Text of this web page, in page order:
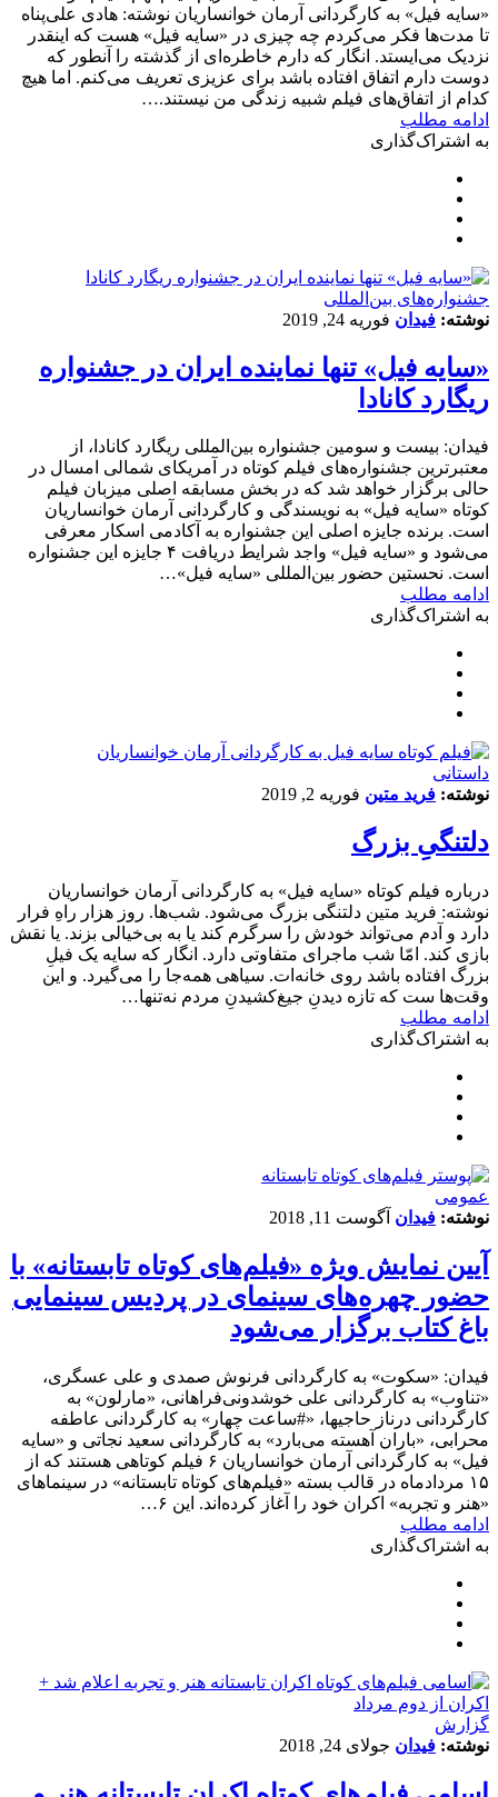
«سایه فیل» به کارگردانی آرمان خوانساریان نوشته: هادی علی‌پناه
تا مدت‌ها فکر می‌کردم چه چیزی در «سایه فیل» هست که اینقدر
نزدیک می‌ایستد. انگار که دارم خاطره‌ای از گذشته را آنطور که
دوست دارم اتفاق افتاده باشد برای عزیزی تعریف می‌کنم. اما هیچ
کدام از اتفاق‌های فیلم شبیه زندگی من نیستند.…
ادامه مطلب
به اشتراک‌گذاری
‌‌جشنواره‌های بین‌المللی
نوشته: فیدان فوریه 24, 2019
«سایه فیل» تنها نماینده ایران در جشنواره
ریگارد کانادا
فیدان: بیست و سومین جشنواره بین‌المللی ریگارد کانادا، از
معتبرترین جشنواره‌های فیلم کوتاه در آمریکای شمالی امسال در
حالی برگزار خواهد شد که در بخش مسابقه اصلی میزبان فیلم
کوتاه «سایه فیل» به نویسندگی و کارگردانی آرمان خوانساریان
است. برنده جایزه اصلی این جشنواره به آکادمی اسکار معرفی
می‌شود و «سایه فیل» واجد شرایط دریافت ۴ جایزه این جشنواره
است. نحستین حضور بین‌المللی «سایه فیل»…
ادامه مطلب
به اشتراک‌گذاری
داستانی
نوشته: فرید متین فوریه 2, 2019
دلتنگیِ بزرگ
درباره فیلم کوتاه «سایه فیل» به کارگردانی آرمان خوانساریان
نوشته: فرید متین دلتنگی بزرگ می‌شود. شب‌ها. روز هزار راهِ فرار
دارد و آدم می‌تواند خودش را سرگرم کند یا به بی‌خیالی بزند. یا نقش
بازی کند. امّا شب ماجرای متفاوتی دارد. انگار که سایه یک فیلِ
بزرگ افتاده ‌باشد روی خانه‌ات. سیاهی همه‌جا را می‌گیرد. و این
‌وقت‌ها ست که تازه دیدنِ جیغ‌کشیدنِ مردم نه‌تنها…
ادامه مطلب
به اشتراک‌گذاری
عمومی
نوشته: فیدان آگوست 11, 2018
آیین نمایش ویژه «فیلم‌های کوتاه تابستانه» با
حضور چهره‌های سینمای در پردیس سینمایی
باغ کتاب برگزار می‌شود
فیدان: «سکوت» به کارگردانی فرنوش صمدی و علی عسگری،
«تناوب» به کارگردانی علی خوشدونی‌فراهانی، «مارلون» به
کارگردانی درناز حاجیها، «#ساعت چهار» به کارگردانی عاطفه
محرابی، «باران آهسته می‌بارد» به کارگردانی سعید نجاتی و «سایه
فیل» به کارگردانی آرمان خوانساریان ۶ فیلم کوتاهی هستند که از
۱۵ مردادماه در قالب بسته «فیلم‌های کوتاه تابستانه» در سینماهای
«هنر و تجربه» اکران خود را آغاز کرده‌اند. این ۶…
ادامه مطلب
به اشتراک‌گذاری
گزارش
نوشته: فیدان جولای 24, 2018